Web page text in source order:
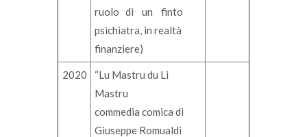
ruolo di un finto
psichiatra, in realtà
finanziere)
2020
“Lu Mastru du Li
Mastru
commedia comica di
Giuseppe Romualdi